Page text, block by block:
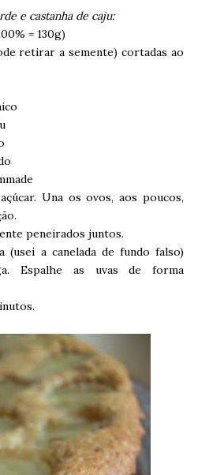
e castanha de caju:
= 130g)
retirar a semente) cortadas ao
Una os ovos, aos poucos,
peneirados juntos.
(usei a canelada de fundo falso)
Espalhe as uvas de forma